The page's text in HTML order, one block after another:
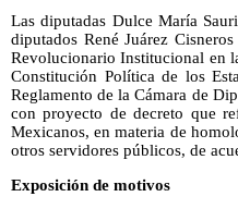
Las diputadas Dulce María
diputados René Juárez
Revolucionario Institucional en
Constitución Política de los
Reglamento de la Cámara de
con proyecto de decreto que
Mexicanos, en materia de
otros servidores públicos, de
Exposición de motivos